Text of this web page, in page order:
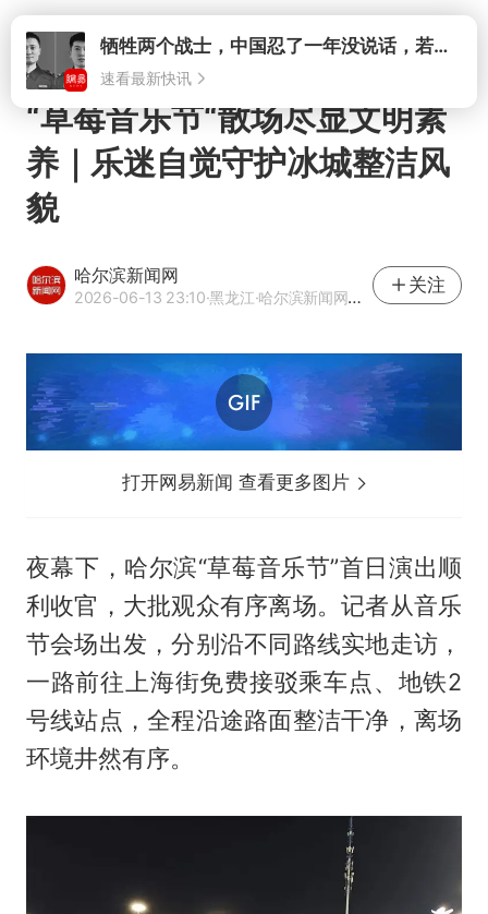
打开牺牲两个战士，中国忍了一年没说话，若菲律宾死了人，他会开战吗
速看最新快讯
“草莓音乐节“散场尽显文明素
养｜乐迷自觉守护冰城整洁风
貌
哈尔滨新闻网
2026-06-13 23:10·黑龙江·哈尔滨新闻网官方网易号
关注
打开网易新闻 查看更多图片
夜幕下，哈尔滨“草莓音乐节”首日演出顺
利收官，大批观众有序离场。记者从音乐
节会场出发，分别沿不同路线实地走访，
一路前往上海街免费接驳乘车点、地铁2
号线站点，全程沿途路面整洁干净，离场
环境井然有序。